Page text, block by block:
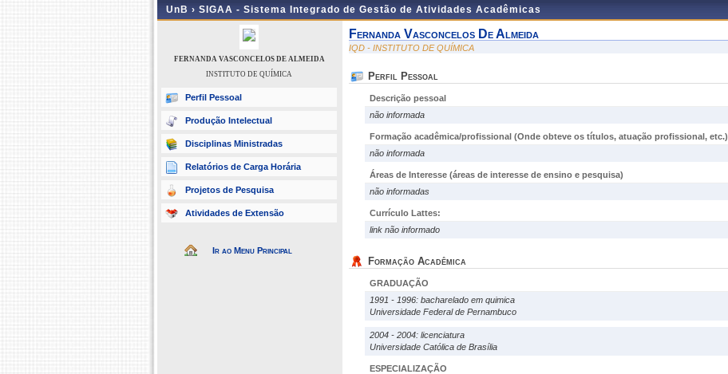
UnB › SIGAA - Sistema Integrado de Gestão de Atividades Acadêmicas
FERNANDA VASCONCELOS DE ALMEIDA
INSTITUTO DE QUÍMICA
Perfil Pessoal
Produção Intelectual
Disciplinas Ministradas
Relatórios de Carga Horária
Projetos de Pesquisa
Atividades de Extensão
Ir ao Menu Principal
Fernanda Vasconcelos De Almeida
IQD - INSTITUTO DE QUÍMICA
Perfil Pessoal
Descrição pessoal
não informada
Formação acadêmica/profissional (Onde obteve os títulos, atuação profissional, etc.)
não informada
Áreas de Interesse (áreas de interesse de ensino e pesquisa)
não informadas
Currículo Lattes:
link não informado
Formação Acadêmica
GRADUAÇÃO
1991 - 1996: bacharelado em quimica
Universidade Federal de Pernambuco
2004 - 2004: licenciatura
Universidade Católica de Brasília
ESPECIALIZAÇÃO